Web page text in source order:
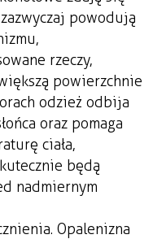
powodują
rzeczy,
powierzchnie
odzież odbija
oraz pomaga
ciała,
będą
nadmiernym
Opalenizna